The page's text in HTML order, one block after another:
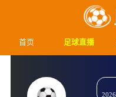
首页 足球直播